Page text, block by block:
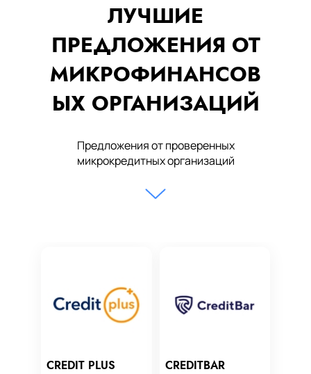
ЛУЧШИЕ
ПРЕДЛОЖЕНИЯ ОТ
МИКРОФИНАНСОВ
ЫХ ОРГАНИЗАЦИЙ
Предложения от проверенных
микрокредитных организаций
CREDIT PLUS CREDITBAR